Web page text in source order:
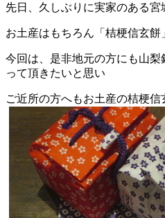
先日、久しぶりに実家のある宮
お土産はもちろん「桔梗信玄餅
今回は、是非地元の方にも山
って頂きたいと思い
ご近所の方へもお土産の桔梗信